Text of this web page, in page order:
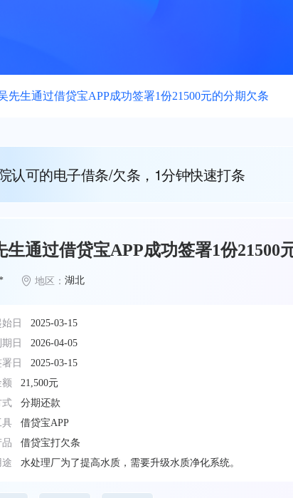
先生通过借贷宝APP成功签署1份21500元的分期欠条
认可的电子借条/欠条，1分钟快速打条
生通过借贷宝APP成功签署1份21500
地区： 湖北
日
2025-03-15
日
2026-04-05
日
2025-03-15
21,500元
式
分期还款
具
借贷宝APP
借贷宝打欠条
途
水处理厂为了提高水质，需要升级水质净化系统。